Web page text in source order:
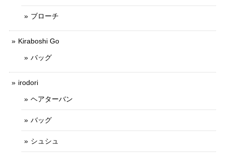
ブローチ
Kiraboshi Go
バッグ
irodori
ヘアターバン
バッグ
シュシュ